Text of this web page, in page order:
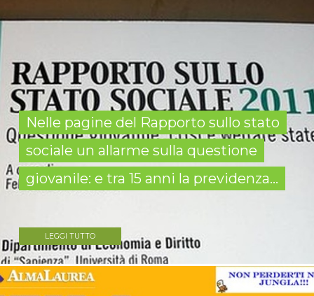
Nelle pagine del Rapporto sullo stato
sociale un allarme sulla questione
giovanile: e tra 15 anni la previdenza...
LEGGI TUTTO